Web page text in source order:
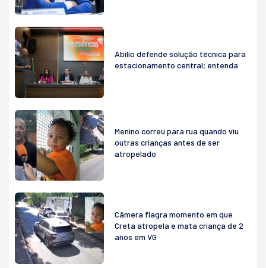
Abilio defende solução técnica para
estacionamento central; entenda
Menino correu para rua quando viu
outras crianças antes de ser
atropelado
Câmera flagra momento em que
Creta atropela e mata criança de 2
anos em VG